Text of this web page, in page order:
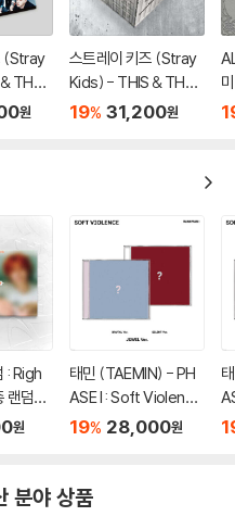
(Stray
THAT
원
스트레이 키즈 (Stray
Kids) - THIS & THAT
[TRUCK VER.]
19% 31,200원
: Righ
랜덤발
원
태민 (TAEMIN) - PH
ASE I : Soft Violence
[JEWEL Ver.][2종 SE
19% 28,000원
분야 상품